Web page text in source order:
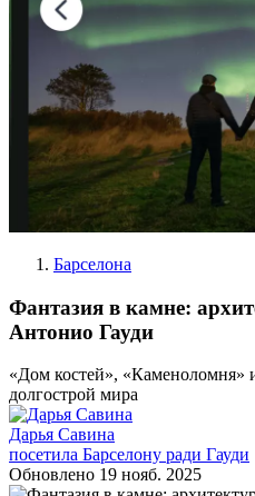
Барселона
Фантазия в камне:
Антонио Гауди
«Дом костей», «Каменоломня»
долгострой мира
Дарья Савина
посетила Барселону ради Гауди
Обновлено 19 нояб. 2025